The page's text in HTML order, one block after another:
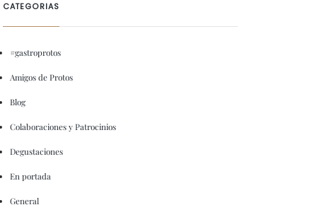
CATEGORIAS
#gastroprotos
Amigos de Protos
Blog
Colaboraciones y Patrocinios
Degustaciones
En portada
General